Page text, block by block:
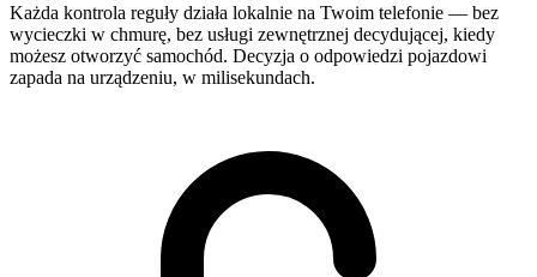
Każda kontrola reguły działa lokalnie na Twoim telefonie — bez
wycieczki w chmurę, bez usługi zewnętrznej decydującej, kiedy
możesz otworzyć samochód. Decyzja o odpowiedzi pojazdowi
zapada na urządzeniu, w milisekundach.